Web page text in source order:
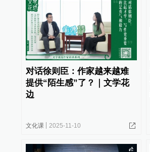
对话徐则臣：作家越来越难
提供“陌生感”了？｜文学花
边
文化课 2025-11-10